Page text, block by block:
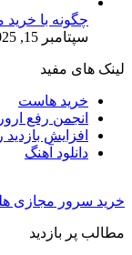
چگونه با خرید
سپتامبر 15, 2025
لینک های مفید
خرید هاست
انجمن رفع ارور
افزایش بازدید
دانلود آهنگ
خرید سرور مجازی
مطالب پر بازدید